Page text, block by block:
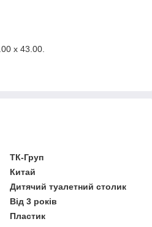
x 43.00.
ТК-Груп
Китай
Дитячий туалетний столик
Від 3 років
Пластик